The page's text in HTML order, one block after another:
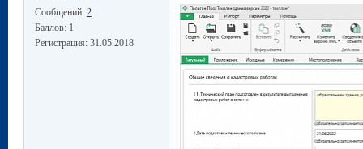
Сообщений: 2
Баллов: 1
Регистрация: 31.05.2018